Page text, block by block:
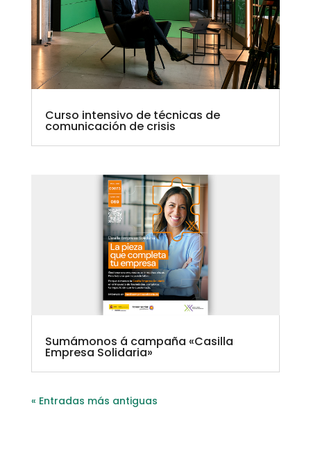
Curso intensivo de técnicas de
comunicación de crisis
Sumámonos á campaña «Casilla
Empresa Solidaria»
« Entradas más antiguas